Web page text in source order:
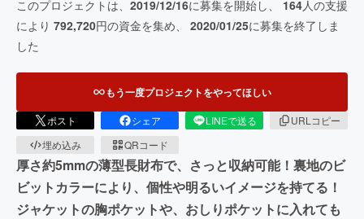
このプロジェクトは、 2019/12/16に募集を開始し、 164人の支援
により 792,720円の資金を集め、 2020/01/25に募集を終了しま
した
もう一度プロジェクトをやってほしい
ポスト シェア LINEで送る
URLコピー
埋め込み
QRコード
厚さ約5mmの薄型長財布で、さっと収納可能！裏地のビ
ビットカラーにより、個性や明るいイメージを持てる！
ジャケットの胸ポケットや、おしりポケットに入れても